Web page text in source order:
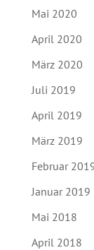
Mai 2020
April 2020
März 2020
Juli 2019
April 2019
März 2019
Februar
Januar 2019
Mai 2018
April 2018